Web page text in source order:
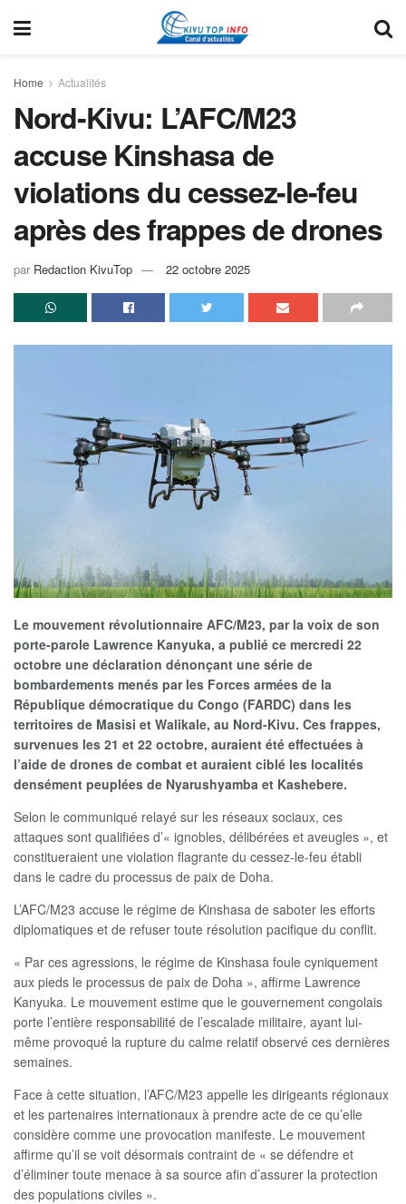
Home Actualités
Nord-Kivu: L’AFC/M23
accuse Kinshasa de
violations du cessez-le-feu
après des frappes de drones
par Redaction KivuTop 22 octobre 2025
Le mouvement révolutionnaire AFC/M23, par la voix de son
porte-parole Lawrence Kanyuka, a publié ce mercredi 22
octobre une déclaration dénonçant une série de
bombardements menés par les Forces armées de la
République démocratique du Congo (FARDC) dans les
territoires de Masisi et Walikale, au Nord-Kivu. Ces frappes,
survenues les 21 et 22 octobre, auraient été effectuées à
l’aide de drones de combat et auraient ciblé les localités
densément peuplées de Nyarushyamba et Kashebere.
Selon le communiqué relayé sur les réseaux sociaux, ces
attaques sont qualifiées d’« ignobles, délibérées et aveugles », et
constitueraient une violation flagrante du cessez-le-feu établi
dans le cadre du processus de paix de Doha.
L’AFC/M23 accuse le régime de Kinshasa de saboter les efforts
diplomatiques et de refuser toute résolution pacifique du conflit.
« Par ces agressions, le régime de Kinshasa foule cyniquement
aux pieds le processus de paix de Doha », affirme Lawrence
Kanyuka. Le mouvement estime que le gouvernement congolais
porte l’entière responsabilité de l’escalade militaire, ayant lui-
même provoqué la rupture du calme relatif observé ces dernières
semaines.
Face à cette situation, l’AFC/M23 appelle les dirigeants régionaux
et les partenaires internationaux à prendre acte de ce qu’elle
considère comme une provocation manifeste. Le mouvement
affirme qu’il se voit désormais contraint de « se défendre et
d’éliminer toute menace à sa source afin d’assurer la protection
des populations civiles ».